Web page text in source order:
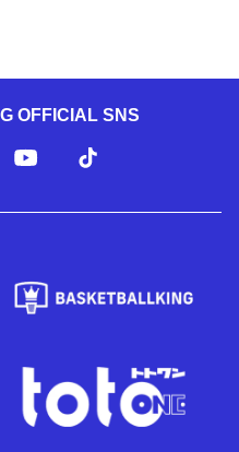
OFFICIAL SNS